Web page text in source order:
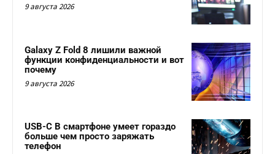
9 августа 2026
Galaxy Z Fold 8 лишили важной
функции конфиденциальности и вот
почему
9 августа 2026
USB-C В смартфоне умеет гораздо
больше чем просто заряжать
телефон